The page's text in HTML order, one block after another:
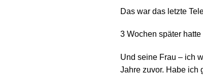
Das war das letzte
3 Wochen später
Und seine Frau – ich
Jahre zuvor. Habe ich